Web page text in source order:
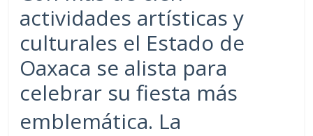
actividades artísticas y
culturales el Estado de
Oaxaca se alista para
celebrar su fiesta más
emblemática. La